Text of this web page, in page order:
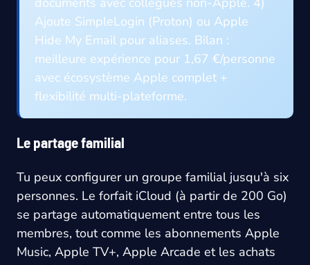
Ajoute SimpleLogin (Proton) ou Apple
Hide My Email pour aliases. Bilan :
meilleure expérience pour 1,67 €/personne
avec écosystème Apple complet +
flexibilité multi-plateforme.
Le partage familial
Tu peux configurer un groupe familial jusqu'à six
personnes. Le forfait iCloud (à partir de 200 Go)
se partage automatiquement entre tous les
membres, tout comme les abonnements Apple
Music, Apple TV+, Apple Arcade et les achats